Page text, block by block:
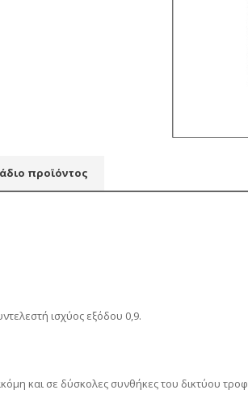
προϊόντος
ισχύος εξόδου 0,9.
και σε δύσκολες συνθήκες του δικτύου